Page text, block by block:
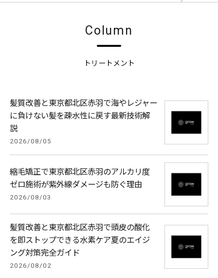
Column
トリートメント
髪質改善と東京都北区赤羽で海やレジャー
に負けない髪を疎水性に戻す最新技術解
説
2026/08/05
縮毛矯正で東京都北区赤羽のアルカリ度
ゼロ施術が紫外線ダメージも防ぐ理由
2026/08/03
髪質改善と東京都北区赤羽で頭皮の酸化
を即ストップできる水素ケア夏のエイジ
ング対策完全ガイド
2026/08/02